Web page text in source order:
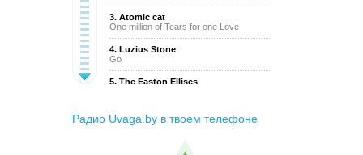
3. Atomic cat
One million of Tears for one Love
4. Luzius Stone
Go
5. The Easton Ellises
6. The.madpix.project
Never get enough
Радио Uvaga.by в твоем телефоне